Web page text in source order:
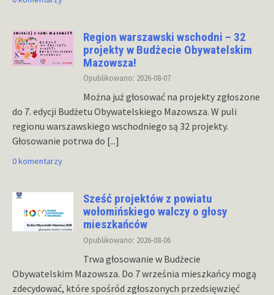
Region warszawski wschodni – 32
projekty w Budżecie Obywatelskim
Mazowsza!
Opublikowano: 2026-08-07
Można już głosować na projekty zgłoszone
do 7. edycji Budżetu Obywatelskiego Mazowsza. W puli
regionu warszawskiego wschodniego są 32 projekty.
Głosowanie potrwa do [...]
0 komentarzy
Sześć projektów z powiatu
wołomińskiego walczy o głosy
mieszkańców
Opublikowano: 2026-08-06
Trwa głosowanie w Budżecie
Obywatelskim Mazowsza. Do 7 września mieszkańcy mogą
zdecydować, które spośród zgłoszonych przedsięwzięć